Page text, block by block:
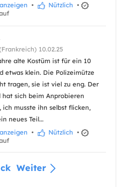
• Nützlich •
10.02.25
alte Kostüm ist für ein 10
etwas klein. Die Polizeimütze
tragen, sie ist viel zu eng. Der
hat sich beim Anprobieren
musste ihn selbst flicken,
neues Teil...
• Nützlich •
Weiter